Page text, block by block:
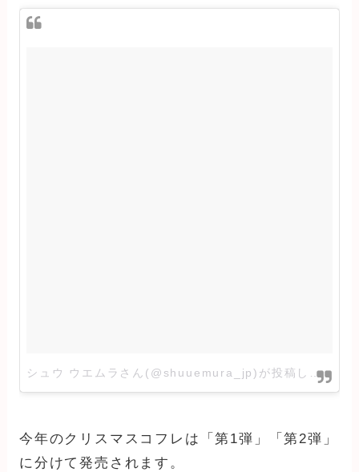
シュウ ウエムラさん(@shuuemura_jp)が投稿した写真
今年のクリスマスコフレは「第1弾」「第2弾」
に分けて発売されます。